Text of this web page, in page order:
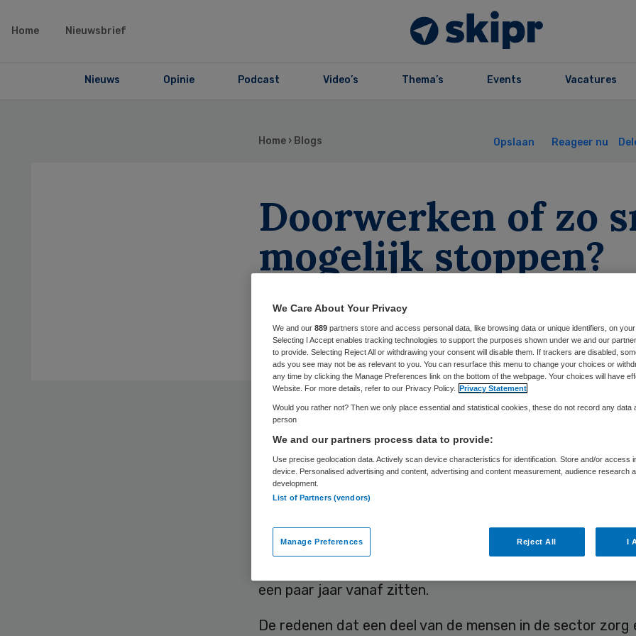
Home Nieuwsbrief
Nieuws Opinie Podcast Video’s Thema’s Events Vacatures
Home › Blogs Opslaan Reageer nu
Doorwerken of zo
mogelijk stoppen?
We moeten allemaal langer doorwerken dan we vroeger
Omdat we langer leven en dus langer van pensioen
langer doorwerken nodig om ons pensioen betaalbaar te
Maar wat vinden de mensen die werken in de sector zorg
daarvan?
Werken ze ook écht langer door, of stoppen ze zo vroeg
En wat zijn de redenen om al dan niet door te werken? We
een paar jaar vanaf zitten.
De redenen dat een deel van de mensen in de sector zorg
We Care About Your Privacy
We and our 889 partners store and access personal data, like browsing data or unique identifiers, on your
Selecting I Accept enables tracking technologies to support the purposes shown under we and our
to provide. Selecting Reject All or withdrawing your consent will disable them. If trackers are disabled,
ads you see may not be as relevant to you. You can resurface this menu to change your choices or
any time by clicking the Manage Preferences link on the bottom of the webpage. Your choices will have
Website. For more details, refer to our Privacy Policy. Privacy Statement
Would you rather not? Then we only place essential and statistical cookies, these do not record any data
person
We and our partners process data to provide:
Use precise geolocation data. Actively scan device characteristics for identification. Store and/or access
device. Personalised advertising and content, advertising and content measurement, audience research
development.
List of Partners (vendors)
Manage Preferences Reject All I